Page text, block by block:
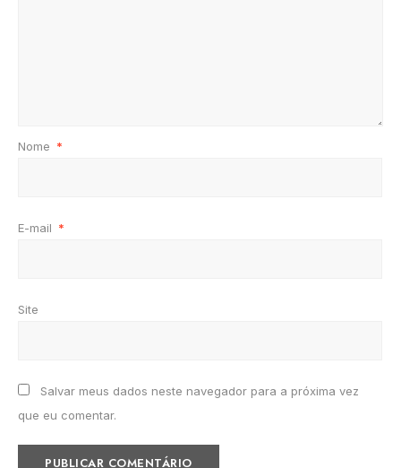
Nome *
E-mail *
Site
Salvar meus dados neste navegador para a próxima vez
que eu comentar.